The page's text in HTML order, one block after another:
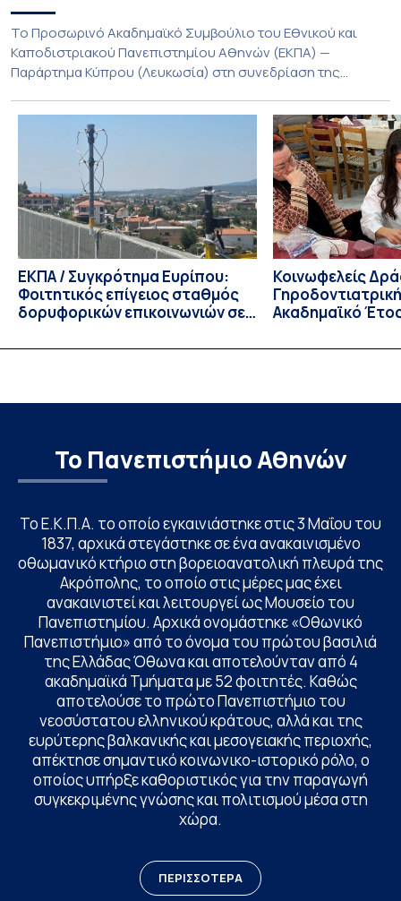
Το Προσωρινό Ακαδημαϊκό Συμβούλιο του Εθνικού και
Καποδιστριακού Πανεπιστημίου Αθηνών (ΕΚΠΑ) —
Παράρτημα Κύπρου (Λευκωσία) στη συνεδρίαση της
παράταση της προθεσμίας υποβολής εκδήλωσης
ενδιαφέροντος για την φοίτηση σε Προγράμματα Σπουδών,
Τμημάτων του Πανεπιστημίου μας στο Παράρτημα Κύπρου
για το ακαδημαϊκό έτος 2026-2027, έως τη Δευτέρα 31
Αυγούστου 2026. […]
ΕΚΠΑ / Συγκρότημα Ευρίπου:
Φοιτητικός επίγειος σταθμός
δορυφορικών επικοινωνιών σε
Κοινωφελείς
Ακαδημαϊκό
Το Πανεπιστήμιο Αθηνών
Το Ε.Κ.Π.Α. το οποίο εγκαινιάστηκε στις 3 Μαΐου του
1837, αρχικά στεγάστηκε σε ένα ανακαινισμένο
οθωμανικό κτήριο στη βορειοανατολική πλευρά της
Ακρόπολης, το οποίο στις μέρες μας έχει
ανακαινιστεί και λειτουργεί ως Μουσείο του
Πανεπιστημίου. Αρχικά ονομάστηκε «Οθωνικό
Πανεπιστήμιο» από το όνομα του πρώτου βασιλιά
της Ελλάδας Όθωνα και αποτελούνταν από 4
ακαδημαϊκά Τμήματα με 52 φοιτητές. Καθώς
αποτελούσε το πρώτο Πανεπιστήμιο του
νεοσύστατου ελληνικού κράτους, αλλά και της
ευρύτερης βαλκανικής και μεσογειακής περιοχής,
απέκτησε σημαντικό κοινωνικο-ιστορικό ρόλο, ο
οποίος υπήρξε καθοριστικός για την παραγωγή
συγκεκριμένης γνώσης και πολιτισμού μέσα στη
χώρα.
ΠΕΡΙΣΣΟΤΕΡΑ